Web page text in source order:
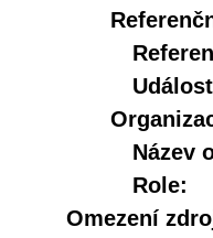
Název
Role:
Omezení